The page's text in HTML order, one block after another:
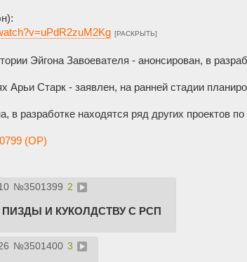
[РАСКРЫТЬ]
Эйгона Завоевателя - анонсирован, в
Арьи Старк - заявлен, на ранней стадии
в разработке находятся ряд других проектов
(OP)
№3501399 2
И КУКОЛДСТВУ С РСП
№3501400 3